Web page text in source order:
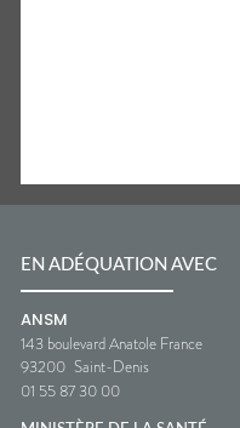
EN ADÉQUATION AVEC
ANSM
143 boulevard Anatole France
93200 Saint-Denis
01 55 87 30 00